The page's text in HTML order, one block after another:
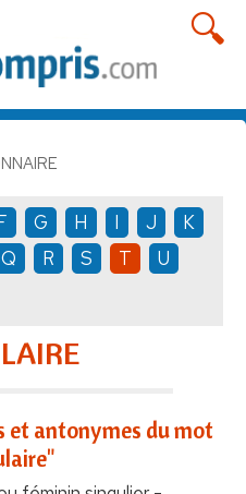
G H I J
K
Q R S T
U
et antonymes du mot